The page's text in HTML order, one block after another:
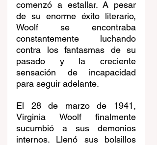
comenzó a estallar. A pesar
de su enorme éxito literario,
Woolf se encontraba
constantemente luchando
contra los fantasmas de su
pasado y la creciente
sensación de incapacidad
para seguir adelante.
El 28 de marzo de 1941,
Virginia Woolf finalmente
sucumbió a sus demonios
internos. Llenó sus bolsillos